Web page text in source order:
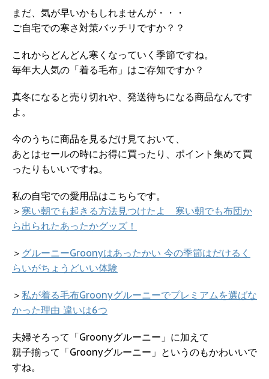
まだ、気が早いかもしれませんが・・・
ご自宅での寒さ対策バッチリですか？？
これからどんどん寒くなっていく季節ですね。
毎年大人気の「着る毛布」はご存知ですか？
真冬になると売り切れや、発送待ちになる商品なんです
よ。
今のうちに商品を見るだけ見ておいて、
あとはセールの時にお得に買ったり、ポイント集めて買
ったりもいいですね。
私の自宅での愛用品はこちらです。
＞ 寒い朝でも起きる方法見つけたよ 寒い朝でも布団か
ら出られたあったかグッズ！
＞ グルーニーGroonyはあったかい 今の季節はだけるく
らいがちょうどいい体験
＞ 私が着る毛布Groonyグルーニーでプレミアムを選ばな
かった理由 違いは6つ
夫婦そろって「Groonyグルーニー」に加えて
親子揃って「Groonyグルーニー」というのもかわいいで
すね。